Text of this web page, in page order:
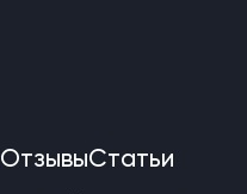
ОтзывыСтатьи